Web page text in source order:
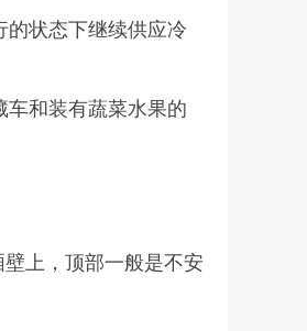
的状态下继续供应冷
车和装有蔬菜水果的
上，顶部一般是不安